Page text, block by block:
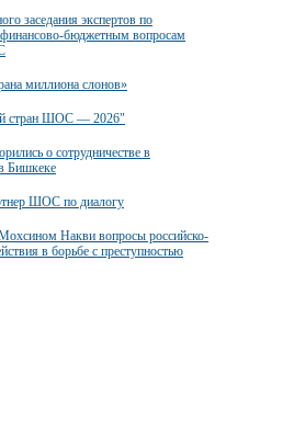
заседания экспертов по
бюджетным вопросам
миллиона слонов»
стран ШОС — 2026"
о сотрудничестве в
Бишкеке
ШОС по диалогу
Накви вопросы российско-
в борьбе с преступностью